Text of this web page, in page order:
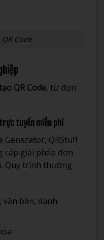
Code
QR Code, từ đơn
trực tuyến miễn phí
Generator, QRStuff
cấp giải pháp đơn
Quy trình thường
văn bản, danh